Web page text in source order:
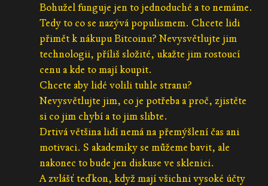
Bohužel funguje jen to jednoduché a to nemáme.
Tedy to co se nazývá populismem. Chcete lidi
přimět k nákupu Bitcoinu? Nevysvětlujte jim
technologii, příliš složité, ukažte jim rostoucí
cenu a kde to mají koupit.
Chcete aby lidé volili tuhle stranu?
Nevysvětlujte jim, co je potřeba a proč, zjistěte
si co jim chybí a to jim slibte.
Drtivá většina lidí nemá na přemýšlení čas ani
motivaci. S akademiky se můžeme bavit, ale
nakonec to bude jen diskuse ve sklenici.
A zvlášť teďkon, když mají všichni vysoké účty